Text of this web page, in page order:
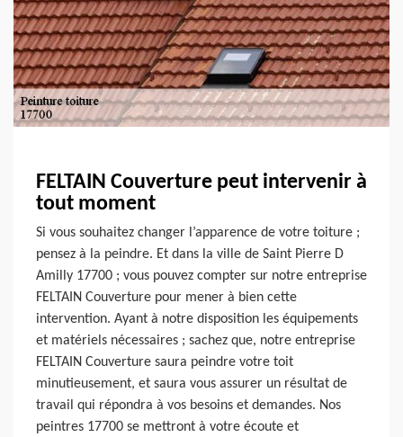
FELTAIN Couverture peut intervenir à
tout moment
Si vous souhaitez changer l’apparence de votre toiture ;
pensez à la peindre. Et dans la ville de Saint Pierre D
Amilly 17700 ; vous pouvez compter sur notre entreprise
FELTAIN Couverture pour mener à bien cette
intervention. Ayant à notre disposition les équipements
et matériels nécessaires ; sachez que, notre entreprise
FELTAIN Couverture saura peindre votre toit
minutieusement, et saura vous assurer un résultat de
travail qui répondra à vos besoins et demandes. Nos
peintres 17700 se mettront à votre écoute et